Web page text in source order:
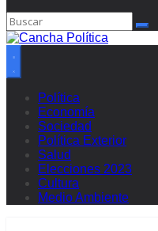
Política
Economía
Sociedad
Política Exterior
Salud
Elecciones 2023
Cultura
Medio Ambiente